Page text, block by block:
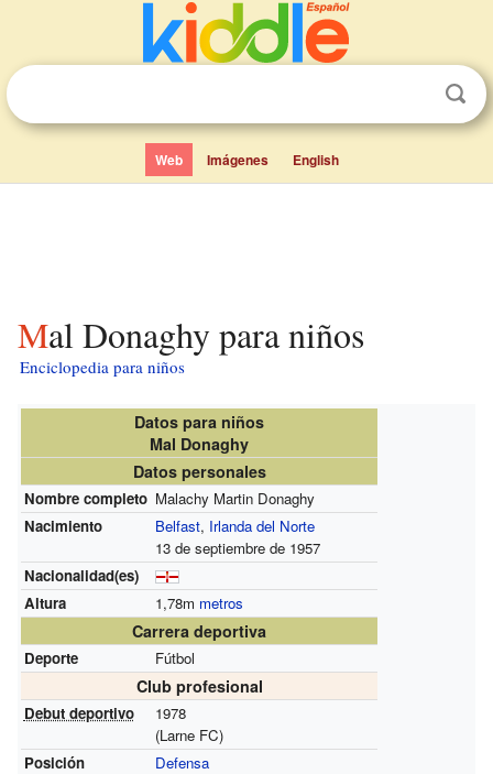
Web Imágenes English
Mal Donaghy para niños
Enciclopedia para niños
Datos para niños
Mal Donaghy
Datos personales
Nombre completo Malachy Martin Donaghy
Nacimiento
Belfast, Irlanda del Norte
13 de septiembre de 1957
Nacionalidad(es)
Altura
1,78m metros
Carrera deportiva
Deporte Fútbol
Club profesional
Debut deportivo
1978
(Larne FC)
Posición
Defensa